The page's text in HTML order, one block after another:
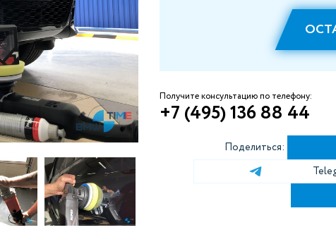
Получите консультацию по телефону:
+7 (495) 136 88 44
Поделиться: